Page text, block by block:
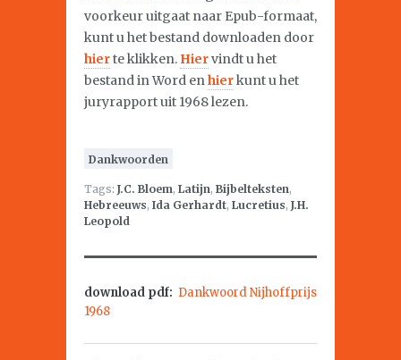
voorkeur uitgaat naar Epub-formaat,
kunt u het bestand downloaden door
hierte klikken. Hiervindt u het
bestand in Word enhierkunt u het
juryrapport uit 1968 lezen.
Dankwoorden
Tags: J.C. Bloem, Latijn, Bijbelteksten,
Hebreeuws, Ida Gerhardt, Lucretius, J.H.
Leopold
download pdf: Dankwoord Nijhoffprijs
1968